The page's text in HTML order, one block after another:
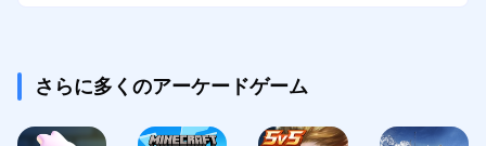
さらに多くのアーケードゲーム